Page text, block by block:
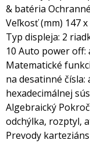
& batéria
Veľkosť (mm) 147
Typ displeja: 2
10 Auto power off:
Matematické
na desatinné čísla:
hexadecimálnej
Algebraický
odchýlka, rozptyl,
Prevody